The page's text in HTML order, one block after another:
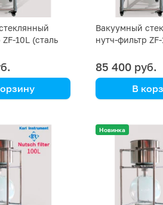
10L (сталь
Вакуумный
нутч-фильтр
85 400 руб.
В
Новинка